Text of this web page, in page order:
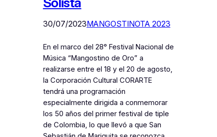
30/07/2023MANGOSTINOTA 2023
En el marco del 28° Festival Nacional de
Música “Mangostino de Oro” a
realizarse entre el 18 y el 20 de agosto,
la Corporación Cultural CORARTE
tendrá una programación
especialmente dirigida a conmemorar
los 50 años del primer festival de tiple
de Colombia, lo que llevó a que San